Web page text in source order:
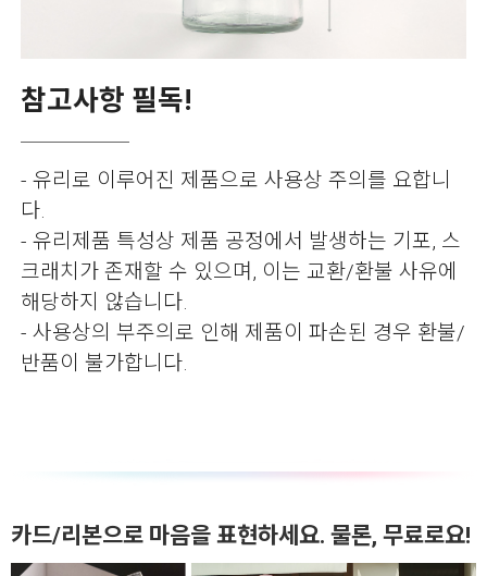
참고사항 필독!
- 유리로 이루어진 제품으로 사용상 주의를 요합니
다.
- 유리제품 특성상 제품 공정에서 발생하는 기포, 스
크래치가 존재할 수 있으며, 이는 교환/환불 사유에
해당하지 않습니다.
- 사용상의 부주의로 인해 제품이 파손된 경우 환불/
반품이 불가합니다.
카드/리본으로 마음을 표현하세요. 물론, 무료로요!